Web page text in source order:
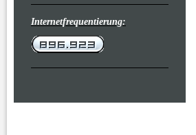
Internetfrequentierung: